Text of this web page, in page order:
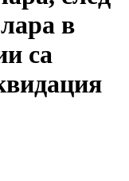
в
са